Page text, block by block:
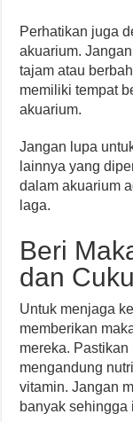
Perhatikan juga
akuarium.
tajam atau
memiliki tempat
akuarium.
Jangan lupa
lainnya yang
dalam akuarium
laga.
Beri
dan
Untuk menjaga
memberikan
mereka.
mengandung
vitamin. Jangan
banyak sehingga